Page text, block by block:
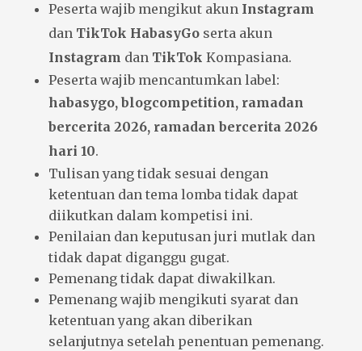
Peserta wajib mengikut akun Instagram
dan TikTok HabasyGo serta akun
Instagram dan TikTok Kompasiana.
Peserta wajib mencantumkan label:
habasygo, blogcompetition, ramadan
bercerita 2026, ramadan bercerita 2026
hari 10.
Tulisan yang tidak sesuai dengan
ketentuan dan tema lomba tidak dapat
diikutkan dalam kompetisi ini.
Penilaian dan keputusan juri mutlak dan
tidak dapat diganggu gugat.
Pemenang tidak dapat diwakilkan.
Pemenang wajib mengikuti syarat dan
ketentuan yang akan diberikan
selanjutnya setelah penentuan pemenang.